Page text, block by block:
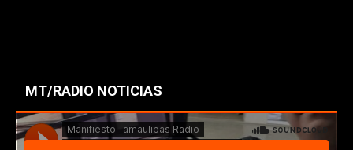
MT/RADIO NOTICIAS